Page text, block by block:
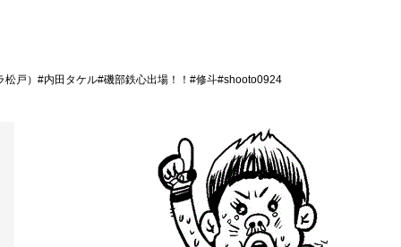
戸）#内田タケル#磯部鉄心出場！！#修斗#shooto0924